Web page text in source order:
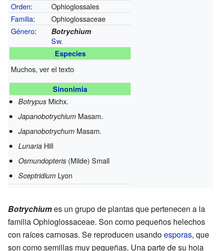
Orden:
Ophioglossales
Familia:
Ophioglossaceae
Género: Botrychium
Sw.
Especies
Muchos, ver el texto
Sinonimia
BotrypusMichx.
JapanobotrychiumMasam.
JapanobotrychumMasam.
LunariaHill
Osmundopteris(Milde) Small
SceptridiumLyon
Botrychiumes un grupo de plantas que pertenecen a la
familia Ophioglossaceae. Son como pequeños helechos
con raíces carnosas. Se reproducen usandoesporas, que
son como semillas muy pequeñas. Una parte de su hoja